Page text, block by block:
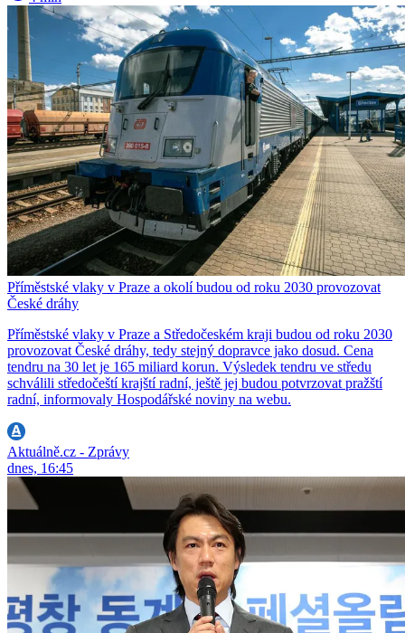
Příměstské vlaky v Praze a okolí budou od roku 2030 provozovat
České dráhy
Příměstské vlaky v Praze a Středočeském kraji budou od roku 2030
provozovat České dráhy, tedy stejný dopravce jako dosud. Cena
tendru na 30 let je 165 miliard korun. Výsledek tendru ve středu
schválili středočeští krajští radní, ještě jej budou potvrzovat pražští
radní, informovaly Hospodářské noviny na webu.
Aktuálně.cz - Zprávy
dnes, 16:45